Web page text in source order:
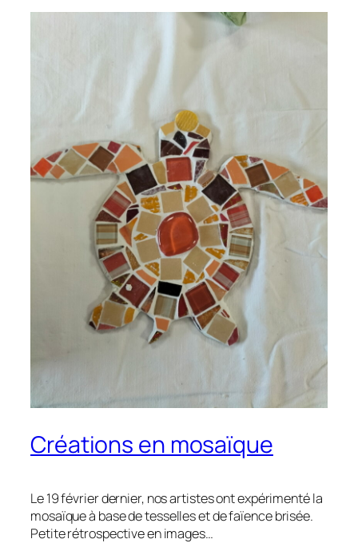
Créations en mosaïque
Le 19 février dernier, nos artistes ont expérimenté la
mosaïque à base de tesselles et de faïence brisée.
Petite rétrospective en images…